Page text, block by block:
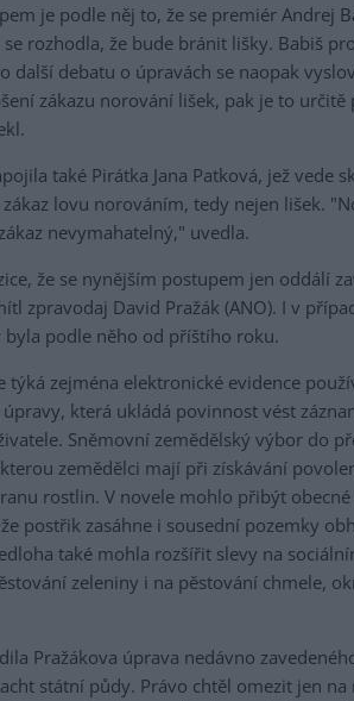
je podle něj to, že se premiér Andrej
rozhodla, že bude bránit lišky. Babiš
další debatu o úpravách se naopak
zákazu norování lišek, pak je to
také Pirátka Jana Patková, jež vede
lovu norováním, tedy nejen lišek.
nevymahatelný," uvedla.
že se nynějším postupem jen oddálí
zpravodaj David Pražák (ANO). I v
byla podle něho od příštího roku.
týká zejména elektronické evidence
která ukládá povinnost vést
Sněmovní zemědělský výbor do
zemědělci mají při získávání
rostlin. V novele mohlo přibýt
postřik zasáhne i sousední pozemky
také mohla rozšířit slevy na
zeleniny i na pěstování chmele,
Pražákova úprava nedávno
státní půdy. Právo chtěl omezit jen